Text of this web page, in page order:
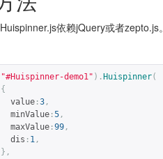
依赖jQuery或者zepto.js。
"#Huispinner-demo1" ). Huispinner(
{
    value
:3 ,
    minValue
:5 ,
    maxValue
:99 ,
    dis
: 1 ,
},